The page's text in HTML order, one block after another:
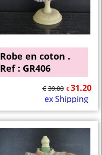
Robe en coton .
Ref : GR406
€39.00 € 31.20
ex Shipping